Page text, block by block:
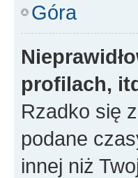
Góra
profilach,
Rzadko się
podane
innej niż